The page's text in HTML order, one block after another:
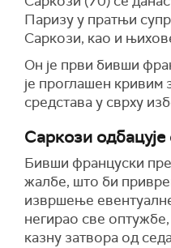
Паризу у пратњи
Саркози, као и
Он је први бивши
је проглашен кривим
средстава у сврху
Саркози
Бивши француски
жалбе, што би
извршење
негирао све
казну затвора од